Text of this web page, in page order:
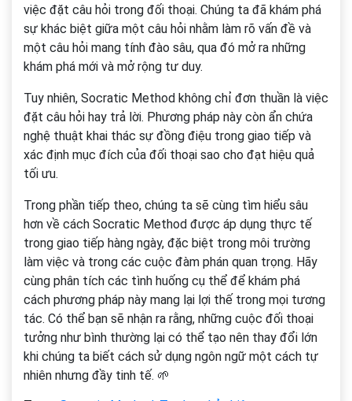
việc đặt câu hỏi trong đối thoại. Chúng ta đã khám phá
sự khác biệt giữa một câu hỏi nhằm làm rõ vấn đề và
một câu hỏi mang tính đào sâu, qua đó mở ra những
khám phá mới và mở rộng tư duy.
Tuy nhiên, Socratic Method không chỉ đơn thuần là việc
đặt câu hỏi hay trả lời. Phương pháp này còn ẩn chứa
nghệ thuật khai thác sự đồng điệu trong giao tiếp và
xác định mục đích của đối thoại sao cho đạt hiệu quả
tối ưu.
Trong phần tiếp theo, chúng ta sẽ cùng tìm hiểu sâu
hơn về cách Socratic Method được áp dụng thực tế
trong giao tiếp hàng ngày, đặc biệt trong môi trường
làm việc và trong các cuộc đàm phán quan trọng. Hãy
cùng phân tích các tình huống cụ thể để khám phá
cách phương pháp này mang lại lợi thế trong mọi tương
tác. Có thể bạn sẽ nhận ra rằng, những cuộc đối thoại
tưởng như bình thường lại có thể tạo nên thay đổi lớn
khi chúng ta biết cách sử dụng ngôn ngữ một cách tự
nhiên nhưng đầy tinh tế. 🌱